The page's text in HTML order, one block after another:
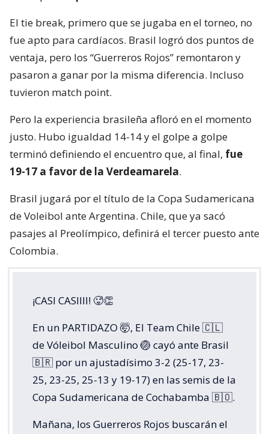
El tie break, primero que se jugaba en el torneo, no
fue apto para cardíacos. Brasil logró dos puntos de
ventaja, pero los “Guerreros Rojos” remontaron y
pasaron a ganar por la misma diferencia. Incluso
tuvieron match point.
Pero la experiencia brasileña afloró en el momento
justo. Hubo igualdad 14-14 y el golpe a golpe
terminó definiendo el encuentro que, al final, fue
19-17 a favor de la Verdeamarela.
Brasil jugará por el título de la Copa Sudamericana
de Voleibol ante Argentina. Chile, que ya sacó
pasajes al Preolímpico, definirá el tercer puesto ante
Colombia.
¡CASI CASIIII! 🥵👏
En un PARTIDAZO 🤯, El Team Chile 🇨🇱
de Vóleibol Masculino 🏐 cayó ante Brasil
🇧🇷 por un ajustadísimo 3-2 (25-17, 23-
25, 23-25, 25-13 y 19-17) en las semis de la
Copa Sudamericana de Cochabamba 🇧🇴.
Mañana, los Guerreros Rojos buscarán el